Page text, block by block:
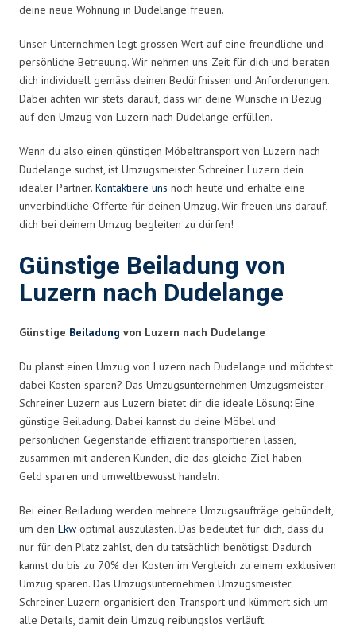
deine neue Wohnung in Dudelange freuen.
Unser Unternehmen legt grossen Wert auf eine freundliche und
persönliche Betreuung. Wir nehmen uns Zeit für dich und beraten
dich individuell gemäss deinen Bedürfnissen und Anforderungen.
Dabei achten wir stets darauf, dass wir deine Wünsche in Bezug
auf den Umzug von Luzern nach Dudelange erfüllen.
Wenn du also einen günstigen Möbeltransport von Luzern nach
Dudelange suchst, ist Umzugsmeister Schreiner Luzern dein
idealer Partner. Kontaktiere uns noch heute und erhalte eine
unverbindliche Offerte für deinen Umzug. Wir freuen uns darauf,
dich bei deinem Umzug begleiten zu dürfen!
Günstige Beiladung von
Luzern nach Dudelange
Günstige Beiladung von Luzern nach Dudelange
Du planst einen Umzug von Luzern nach Dudelange und möchtest
dabei Kosten sparen? Das Umzugsunternehmen Umzugsmeister
Schreiner Luzern aus Luzern bietet dir die ideale Lösung: Eine
günstige Beiladung. Dabei kannst du deine Möbel und
persönlichen Gegenstände effizient transportieren lassen,
zusammen mit anderen Kunden, die das gleiche Ziel haben –
Geld sparen und umweltbewusst handeln.
Bei einer Beiladung werden mehrere Umzugsaufträge gebündelt,
um den Lkw optimal auszulasten. Das bedeutet für dich, dass du
nur für den Platz zahlst, den du tatsächlich benötigst. Dadurch
kannst du bis zu 70% der Kosten im Vergleich zu einem exklusiven
Umzug sparen. Das Umzugsunternehmen Umzugsmeister
Schreiner Luzern organisiert den Transport und kümmert sich um
alle Details, damit dein Umzug reibungslos verläuft.